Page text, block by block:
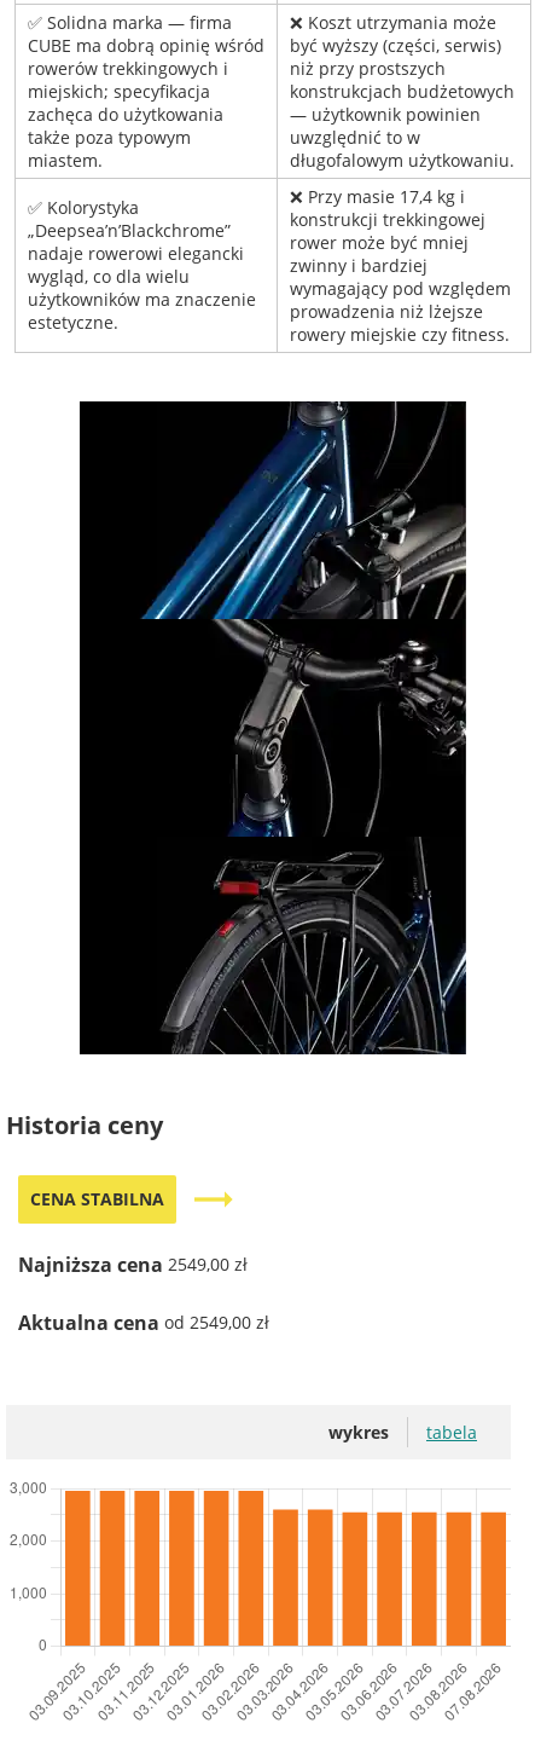
✅ Solidna marka — firma
CUBE ma dobrą opinię wśród
rowerów trekkingowych i
miejskich; specyfikacja
zachęca do użytkowania
także poza typowym
miastem.
❌ Koszt utrzymania może
być wyższy (części, serwis)
niż przy prostszych
konstrukcjach budżetowych
— użytkownik powinien
uwzględnić to w
długofalowym użytkowaniu.
✅ Kolorystyka
„Deepsea’n’Blackchrome”
nadaje rowerowi elegancki
wygląd, co dla wielu
użytkowników ma znaczenie
estetyczne.
❌ Przy masie 17,4 kg i
konstrukcji trekkingowej
rower może być mniej
zwinny i bardziej
wymagający pod względem
prowadzenia niż lżejsze
rowery miejskie czy fitness.
Historia ceny
CENA STABILNA trending_flat
Najniższa cena 2549,00 zł
Aktualna cena od 2549,00 zł
wykres tabela